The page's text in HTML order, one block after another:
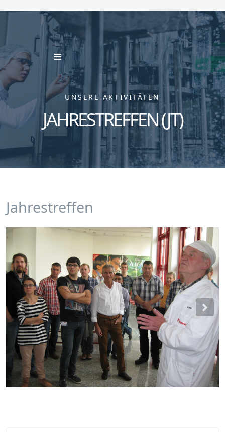
UNSERE AKTIVITÄTEN
JAHRESTREFFEN (JT)
Jahrestreffen
Previous